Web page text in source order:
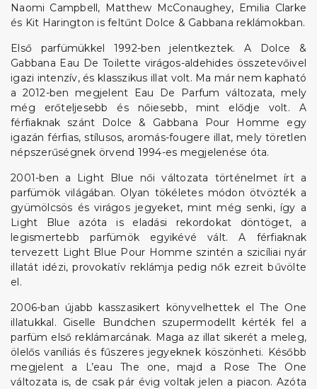
Naomi Campbell, Matthew McConaughey, Emilia Clarke
és Kit Harington is feltűnt Dolce & Gabbana reklámokban.
Első parfümükkel 1992-ben jelentkeztek. A Dolce &
Gabbana Eau De Toilette virágos-aldehides összetevőivel
igazi intenzív, és klasszikus illat volt. Ma már nem kapható
a 2012-ben megjelent Eau De Parfum változata, mely
még erőteljesebb és nőiesebb, mint elődje volt. A
férfiaknak szánt Dolce & Gabbana Pour Homme egy
igazán férfias, stílusos, aromás-fougere illat, mely töretlen
népszerűségnek örvend 1994-es megjelenése óta.
2001-ben a Light Blue női változata történelmet írt a
parfümök világában. Olyan tökéletes módon ötvözték a
gyümölcsös és virágos jegyeket, mint még senki, így a
Light Blue azóta is eladási rekordokat döntöget, a
legismertebb parfümök egyikévé vált. A férfiaknak
tervezett Light Blue Pour Homme szintén a szicíliai nyár
illatát idézi, provokatív reklámja pedig nők ezreit bűvölte
el.
2006-ban újabb kasszasikert könyvelhettek el The One
illatukkal. Giselle Bundchen szupermodellt kérték fel a
parfüm első reklámarcának. Maga az illat sikerét a meleg,
ölelős vaníliás és fűszeres jegyeknek köszönheti. Később
megjelent a L’eau The one, majd a Rose The One
változata is, de csak pár évig voltak jelen a piacon. Azóta